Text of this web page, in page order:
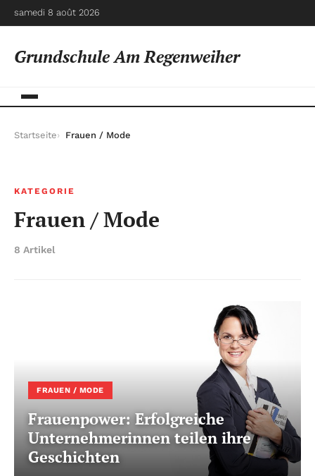
samedi 8 août 2026
Grundschule Am Regenweiher
Startseite Frauen / Mode
KATEGORIE
Frauen / Mode
8 Artikel
FRAUEN / MODE
Frauenpower: Erfolgreiche
Unternehmerinnen teilen ihre
Geschichten